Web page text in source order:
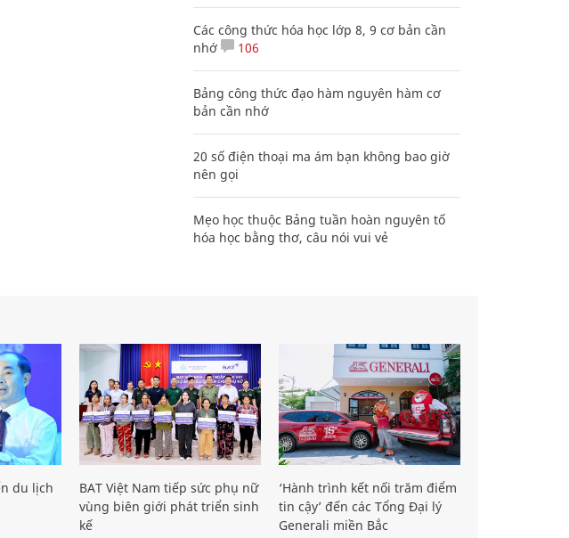
Các công thức hóa học lớp 8, 9 cơ bản cần
nhớ
106
Bảng công thức đạo hàm nguyên hàm cơ
bản cần nhớ
20 số điện thoại ma ám bạn không bao giờ
nên gọi
Mẹo học thuộc Bảng tuần hoàn nguyên tố
hóa học bằng thơ, câu nói vui vẻ
du lịch
BAT Việt Nam tiếp sức phụ nữ
vùng biên giới phát triển sinh
kế
‘Hành trình kết nối trăm điểm
tin cậy’ đến các Tổng Đại lý
Generali miền Bắc